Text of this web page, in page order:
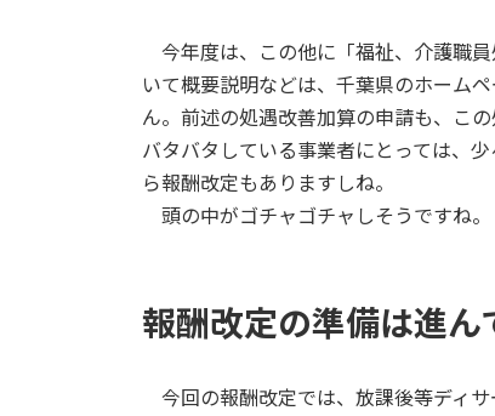
今年度は、この他に「福祉、介護職
いて概要説明などは、千葉県のホーム
ん。前述の処遇改善加算の申請も、こ
バタバタしている事業者にとっては、
ら報酬改定もありますしね。
頭の中がゴチャゴチャしそうですね。
報酬改定の準備は進ん
今回の報酬改定では、放課後等ディ